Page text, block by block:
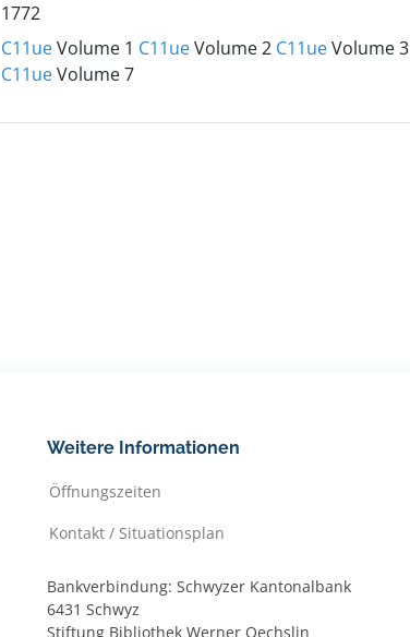
1772
C11ueVolume 1 C11ueVolume 2 C11ueVolume 3
C11ueVolume 7
Weitere Informationen
Öffnungszeiten
Kontakt / Situationsplan
Bankverbindung: Schwyzer Kantonalbank
6431 Schwyz
Stiftung Bibliothek Werner Oechslin